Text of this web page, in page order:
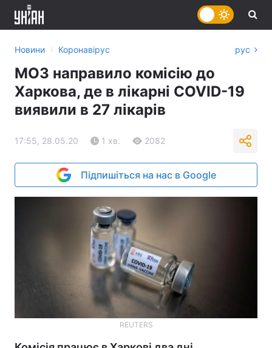
Новини › Коронавірус рус
МОЗ направило комісію до
Харкова, де в лікарні COVID-19
виявили в 27 лікарів
17:55, 28.05.20 1 хв. 2082
Підпишіться на нас в Google
REUTERS